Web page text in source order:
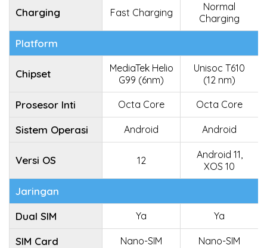
Charging Fast Charging
Normal
Charging
Platform
Chipset
MediaTek Helio
G99 (6nm)
Unisoc T610
(12 nm)
Prosesor Inti Octa Core Octa Core
Sistem Operasi Android Android
Versi OS 12
Android 11,
XOS 10
Jaringan
Dual SIM
Ya Ya
SIM Card Nano-SIM Nano-SIM